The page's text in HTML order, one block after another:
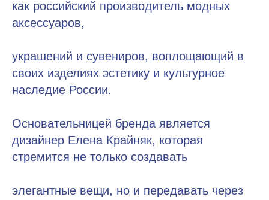
как российский производитель модных
аксессуаров,
украшений и сувениров, воплощающий в
своих изделиях эстетику и культурное
наследие России.
Основательницей бренда является
дизайнер Елена Крайняк, которая
стремится не только создавать
элегантные вещи, но и передавать через